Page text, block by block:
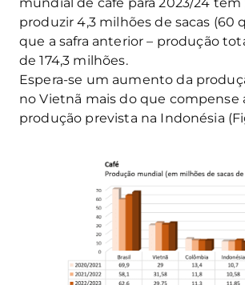
produzir 4,3 milhões de sacas (60
que a safra anterior – produção
de 174,3 milhões.
Espera-se um aumento da
no Vietnã mais do que compense
produção prevista na Indonésia